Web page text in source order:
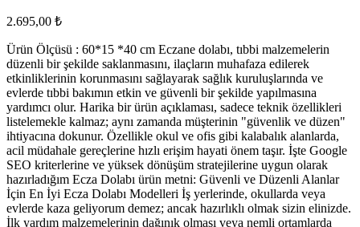
2.695,00 ₺
Ürün Ölçüsü : 60*15 *40 cm Eczane dolabı, tıbbi malzemelerin
düzenli bir şekilde saklanmasını, ilaçların muhafaza edilerek
etkinliklerinin korunmasını sağlayarak sağlık kuruluşlarında ve
evlerde tıbbi bakımın etkin ve güvenli bir şekilde yapılmasına
yardımcı olur. Harika bir ürün açıklaması, sadece teknik özellikleri
listelemekle kalmaz; aynı zamanda müşterinin "güvenlik ve düzen"
ihtiyacına dokunur. Özellikle okul ve ofis gibi kalabalık alanlarda,
acil müdahale gereçlerine hızlı erişim hayati önem taşır. İşte Google
SEO kriterlerine ve yüksek dönüşüm stratejilerine uygun olarak
hazırladığım Ecza Dolabı ürün metni: Güvenli ve Düzenli Alanlar
İçin En İyi Ecza Dolabı Modelleri İş yerlerinde, okullarda veya
evlerde kaza geliyorum demez; ancak hazırlıklı olmak sizin elinizde.
İlk yardım malzemelerinin dağınık olması veya nemli ortamlarda